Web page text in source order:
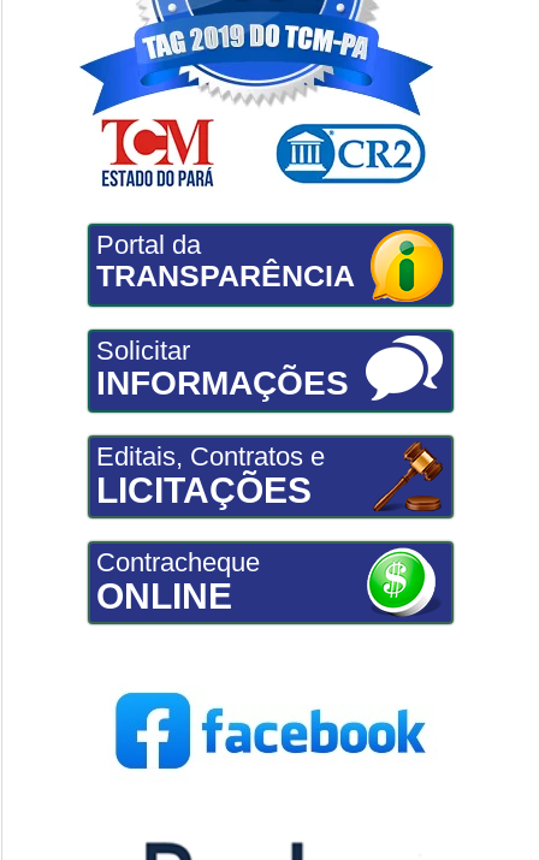
Portal da
TRANSPARÊNCIA
Solicitar
INFORMAÇÕES
Editais, Contratos e
LICITAÇÕES
Contracheque
ONLINE